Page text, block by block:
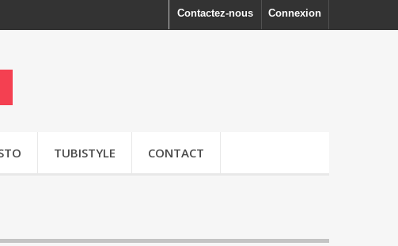
Connexion
Contactez-nous
TUBISTYLE CONTACT